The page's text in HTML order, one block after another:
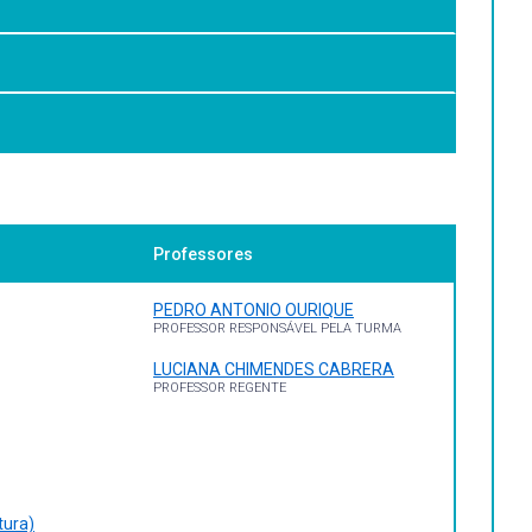
Professores
PEDRO ANTONIO OURIQUE
PROFESSOR RESPONSÁVEL PELA TURMA
LUCIANA CHIMENDES CABRERA
PROFESSOR REGENTE